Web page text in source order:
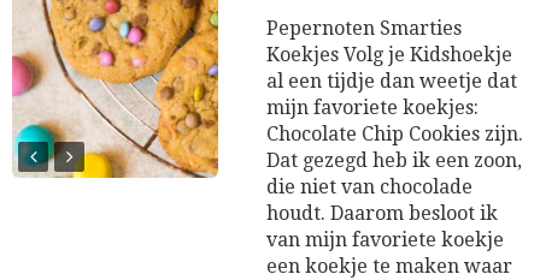
Pepernoten Smarties
Koekjes Volg je Kidshoekje
al een tijdje dan weetje dat
mijn favoriete koekjes:
Chocolate Chip Cookies zijn.
Dat gezegd heb ik een zoon,
die niet van chocolade
houdt. Daarom besloot ik
van mijn favoriete koekje
een koekje te maken waar